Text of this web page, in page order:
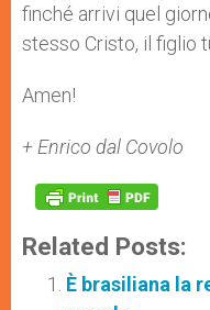
finché arrivi quel
stesso Cristo, il figlio
Amen!
+ Enrico dal Covolo
Related Posts:
È brasiliana la